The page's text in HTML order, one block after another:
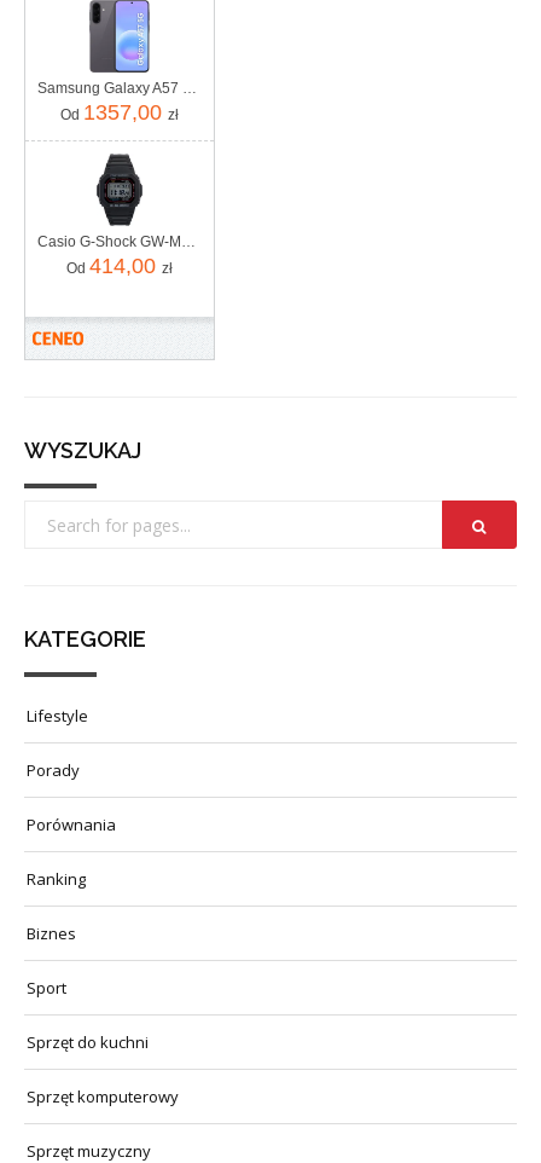
Samsung Galaxy A57 5G 8/128GB Szary
Od 1357,00 zł
Casio G-Shock GW-M5610U-1ER
Od 414,00 zł
WYSZUKAJ
KATEGORIE
Lifestyle
Porady
Porównania
Ranking
Biznes
Sport
Sprzęt do kuchni
Sprzęt komputerowy
Sprzęt muzyczny